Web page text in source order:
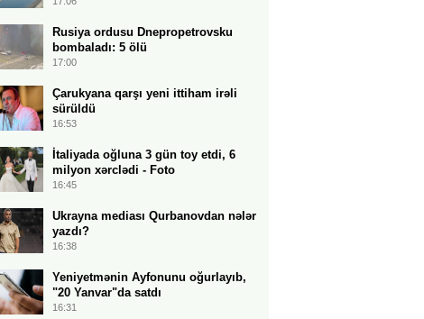
Rusiya ordusu Dnepropetrovsku
bombaladı: 5 ölü
17:00
Çarukyana qarşı yeni ittiham irəli
sürüldü
16:53
İtaliyada oğluna 3 gün toy etdi, 6
milyon xərclədi - Foto
16:45
Ukrayna mediası Qurbanovdan nələr
yazdı?
16:38
Yeniyetmənin Ayfonunu oğurlayıb,
"20 Yanvar"da satdı
16:31